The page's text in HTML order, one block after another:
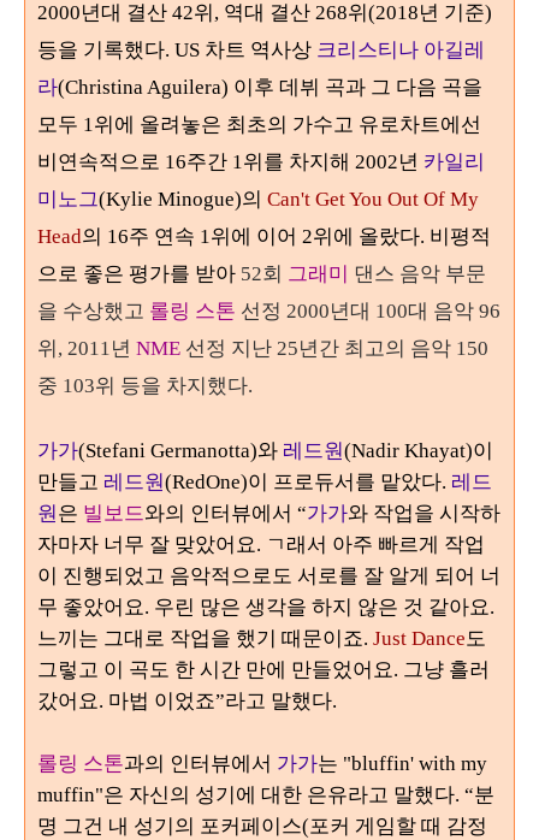
2000년대 결산 42위, 역대 결산 268위(2018년 기준)
등을 기록했다. US 차트 역사상 크리스티나 아길레
라(Christina Aguilera) 이후 데뷔 곡과 그 다음 곡을
모두 1위에 올려놓은 최초의 가수고 유로차트에선
비연속적으로 16주간 1위를 차지해 2002년 카일리
미노그(Kylie Minogue)의 Can't Get You Out Of My
Head의 16주 연속 1위에 이어 2위에 올랐다. 비평적
으로 좋은 평가를 받아 52회 그래미 댄스 음악 부문
을 수상했고 롤링 스톤 선정 2000년대 100대 음악 96
위 , 2011년 NME 선정 지난 25년간 최고의 음악 150
중 103위 등을 차지했다.
가가(Stefani Germanotta)와 레드원(Nadir Khayat)이
만들고 레드원(RedOne)이 프로듀서를 맡았다. 레드
원은 빌보드와의 인터뷰에서 “가가와 작업을 시작하
자마자 너무 잘 맞았어요. ㄱ래서 아주 빠르게 작업
이 진행되었고 음악적으로도 서로를 잘 알게 되어 너
무 좋았어요. 우린 많은 생각을 하지 않은 것 같아요.
느끼는 그대로 작업을 했기 때문이죠. Just Dance도
그렇고 이 곡도 한 시간 만에 만들었어요. 그냥 흘러
갔어요. 마법 이었죠”라고 말했다.
롤링 스톤과의 인터뷰에서 가가는 "bluffin' with my
muffin"은 자신의 성기에 대한 은유라고 말했다. “분
명 그건 내 성기의 포커페이스(포커 게임할 때 감정